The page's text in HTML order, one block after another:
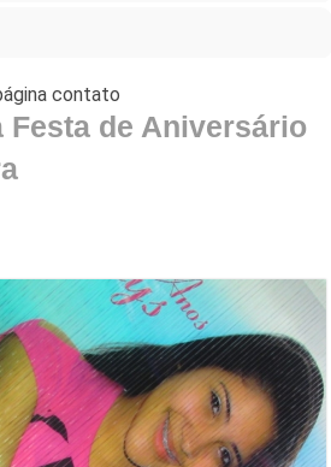
Festa de Aniversário